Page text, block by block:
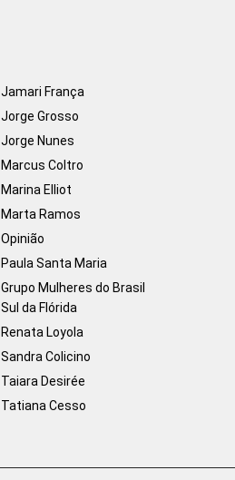
Jamari França
Jorge Grosso
Jorge Nunes
Marcus Coltro
Marina Elliot
Marta Ramos
Opinião
Paula Santa Maria
Grupo Mulheres do Brasil
Sul da Flórida
Renata Loyola
Sandra Colicino
Taiara Desirée
Tatiana Cesso